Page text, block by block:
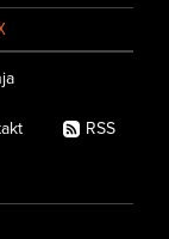
RSS